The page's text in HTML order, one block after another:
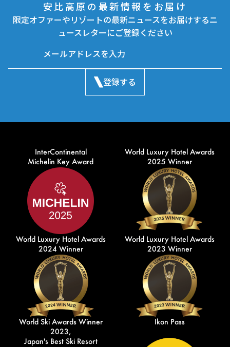
安比高原の最新情報をお届け
限定オファーやリゾートの最新ニュースをお届けするニ
ュースレターにご登録ください
登録する
InterContinental
Michelin Key Award
World Luxury Hotel Awards
2025 Winner
World Luxury Hotel Awards
2024 Winner
World Luxury Hotel Awards
2023 Winner
World Ski Awards Winner
2023,
Japan's Best Ski Resort
Ikon Pass